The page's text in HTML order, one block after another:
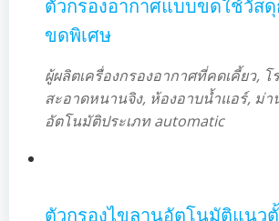
ตัวกรองอากาศแบบขดใช้วัส
ขดพิเศษ
ผู้ผลิตเครื่องกรองอากาศที่คดเคี้ยว, โ
สะอาดหนานจิง, ห้องอาบน้ำแอร์, ม่
อัตโนมัติประเภท automatic
ตัวกรองไขลานอัตโนมัติแนวตั้